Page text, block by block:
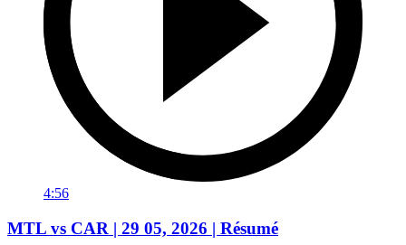
4:56
MTL vs CAR | 29 05, 2026 | Résumé